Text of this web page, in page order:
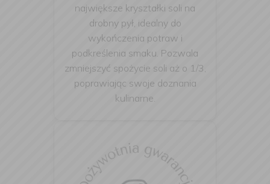
największe kryształki soli na
drobny pył, idealny do
wykończenia potraw i
podkreślenia smaku. Pozwala
zmniejszyć spożycie soli aż o 1/3,
poprawiając swoje doznania
kulinarne.